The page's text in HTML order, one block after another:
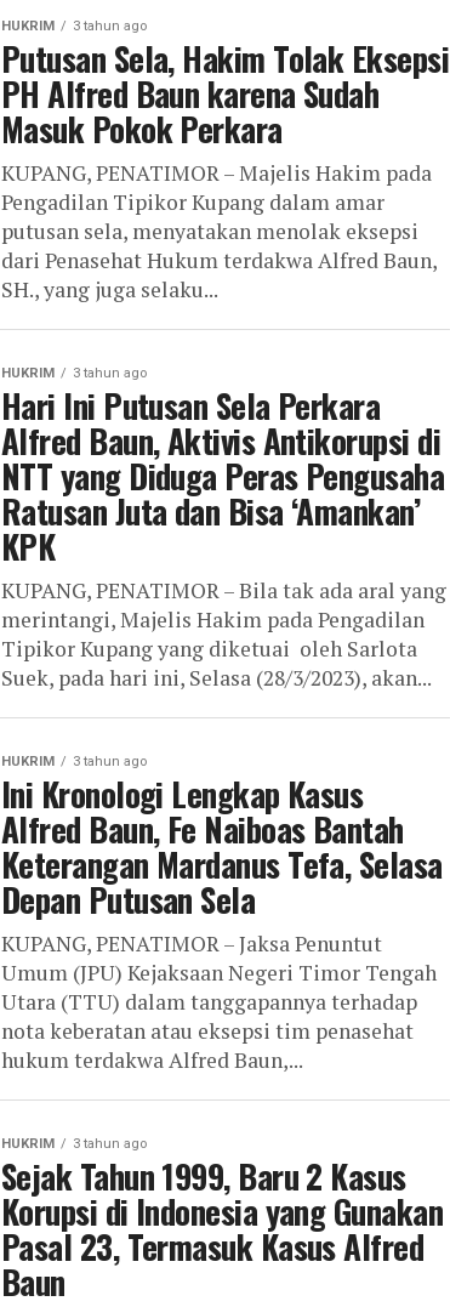
HUKRIM 3 tahun ago
Putusan Sela, Hakim Tolak Eksepsi
PH Alfred Baun karena Sudah
Masuk Pokok Perkara
KUPANG, PENATIMOR – Majelis Hakim pada
Pengadilan Tipikor Kupang dalam amar
putusan sela, menyatakan menolak eksepsi
dari Penasehat Hukum terdakwa Alfred Baun,
SH., yang juga selaku...
HUKRIM 3 tahun ago
Hari Ini Putusan Sela Perkara
Alfred Baun, Aktivis Antikorupsi di
NTT yang Diduga Peras Pengusaha
Ratusan Juta dan Bisa ‘Amankan’
KPK
KUPANG, PENATIMOR – Bila tak ada aral yang
merintangi, Majelis Hakim pada Pengadilan
Tipikor Kupang yang diketuai oleh Sarlota
Suek, pada hari ini, Selasa (28/3/2023), akan...
HUKRIM 3 tahun ago
Ini Kronologi Lengkap Kasus
Alfred Baun, Fe Naiboas Bantah
Keterangan Mardanus Tefa, Selasa
Depan Putusan Sela
KUPANG, PENATIMOR – Jaksa Penuntut
Umum (JPU) Kejaksaan Negeri Timor Tengah
Utara (TTU) dalam tanggapannya terhadap
nota keberatan atau eksepsi tim penasehat
hukum terdakwa Alfred Baun,...
HUKRIM 3 tahun ago
Sejak Tahun 1999, Baru 2 Kasus
Korupsi di Indonesia yang Gunakan
Pasal 23, Termasuk Kasus Alfred
Baun